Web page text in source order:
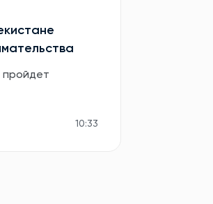
пройдет
10:33